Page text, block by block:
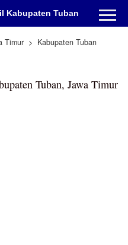
Kabupaten Tuban
Timur Kabupaten Tuban
Tuban, Jawa Timur